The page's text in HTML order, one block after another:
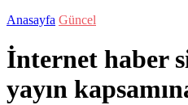
Anasayfa Güncel
İnternet haber
yayın